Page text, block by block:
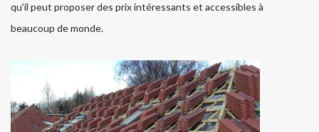
qu'il peut proposer des prix intéressants et accessibles à
beaucoup de monde.